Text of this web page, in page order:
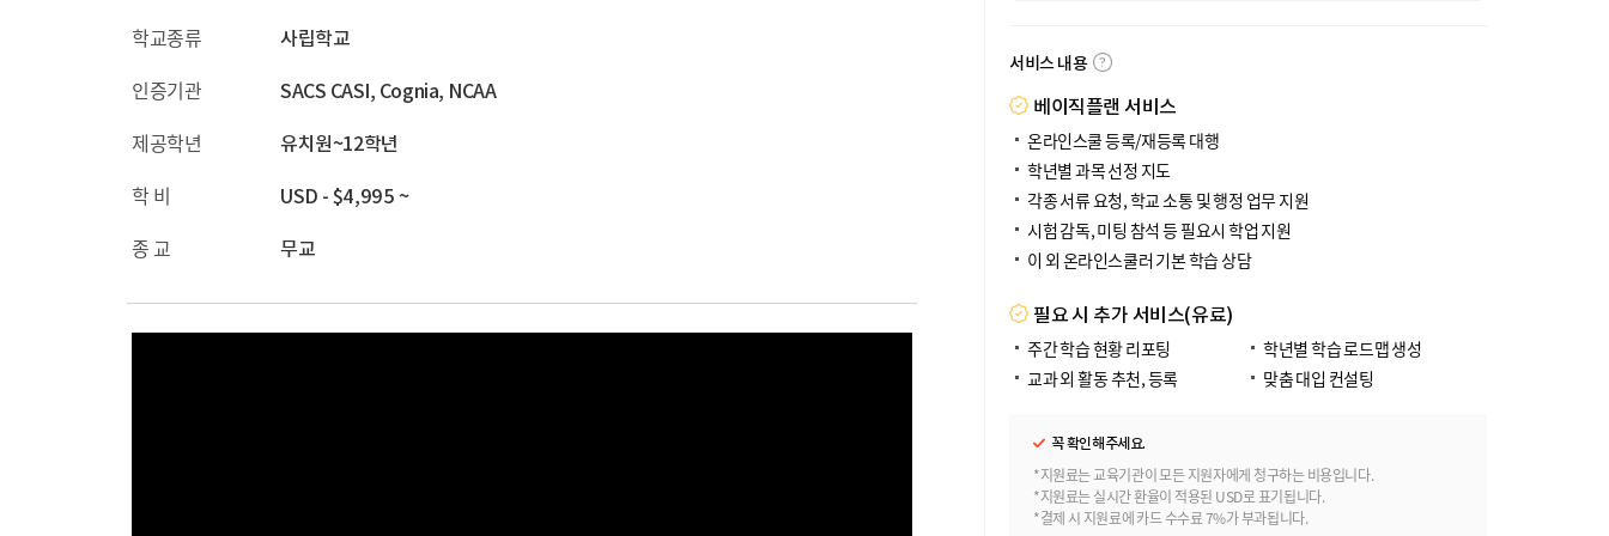
학교종류
사립학교
인증기관
SACS CASI, Cognia, NCAA
제공학년
유치원~12학년
학 비
USD - $4,995 ~
종 교
무교
서비스 내용
베이직플랜 서비스
온라인스쿨 등록/재등록 대행
학년별 과목 선정 지도
각종 서류 요청, 학교 소통 및 행정 업무 지원
시험 감독, 미팅 참석 등 필요시 학업 지원
이 외 온라인스쿨러 기본 학습 상담
필요 시 추가 서비스(유료)
주간 학습 현황 리포팅
학년별 학습 로드맵 생성
교과 외 활동 추천, 등록
맞춤 대입 컨설팅
꼭 확인해주세요.
*지원료는 교육기관이 모든 지원자에게 청구하는 비용입니다.
*지원료는 실시간 환율이 적용된 USD로 표기됩니다.
*결제 시 지원료에 카드 수수료 7%가 부과됩니다.